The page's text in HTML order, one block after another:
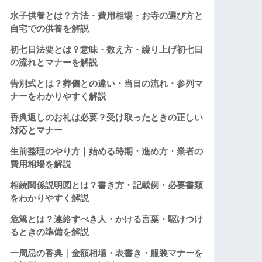
水子供養とは？方法・費用相場・お寺の選び方と
自宅での供養を解説
初七日法要とは？意味・数え方・繰り上げ初七日
の流れとマナーを解説
告別式とは？葬儀との違い・当日の流れ・参列マ
ナーをわかりやすく解説
香典返しのお礼は必要？受け取ったときの正しい
対応とマナー
生前整理のやり方｜始める時期・進め方・業者の
費用相場を解説
相続関係説明図とは？書き方・記載例・必要書類
をわかりやすく解説
危篤とは？連絡すべき人・かける言葉・駆けつけ
るときの準備を解説
一周忌の香典｜金額相場・表書き・服装マナーを